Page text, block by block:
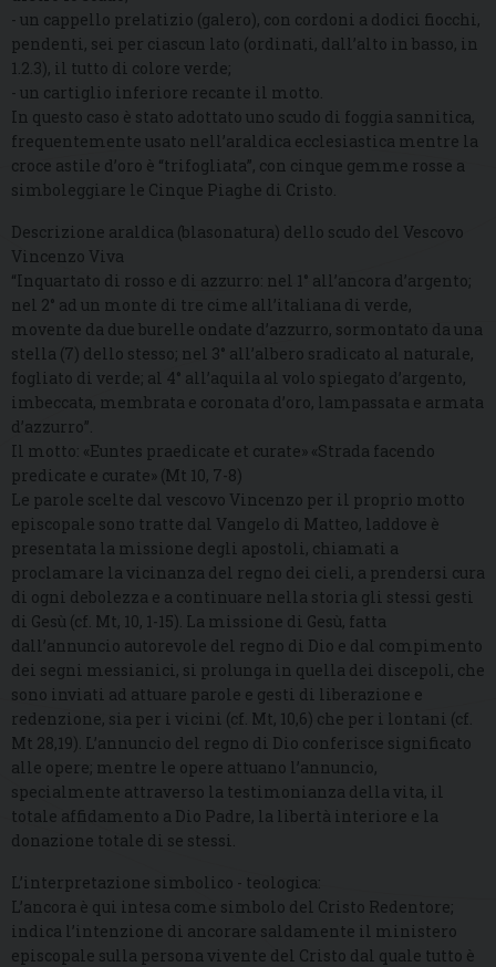
- un cappello prelatizio (galero), con cordoni a dodici fiocchi,
pendenti, sei per ciascun lato (ordinati, dall’alto in basso, in
1.2.3), il tutto di colore verde;
- un cartiglio inferiore recante il motto.
In questo caso è stato adottato uno scudo di foggia sannitica,
frequentemente usato nell’araldica ecclesiastica mentre la
croce astile d’oro è “trifogliata”, con cinque gemme rosse a
simboleggiare le Cinque Piaghe di Cristo.
Descrizione araldica (blasonatura) dello scudo del Vescovo
Vincenzo Viva
“Inquartato di rosso e di azzurro: nel 1° all’ancora d’argento;
nel 2° ad un monte di tre cime all’italiana di verde,
movente da due burelle ondate d’azzurro, sormontato da una
stella (7) dello stesso; nel 3° all’albero sradicato al naturale,
fogliato di verde; al 4° all’aquila al volo spiegato d’argento,
imbeccata, membrata e coronata d’oro, lampassata e armata
d’azzurro”.
Il motto: «Euntes praedicate et curate» «Strada facendo
predicate e curate» (Mt 10, 7-8)
Le parole scelte dal vescovo Vincenzo per il proprio motto
episcopale sono tratte dal Vangelo di Matteo, laddove è
presentata la missione degli apostoli, chiamati a
proclamare la vicinanza del regno dei cieli, a prendersi cura
di ogni debolezza e a continuare nella storia gli stessi gesti
di Gesù (cf. Mt, 10, 1-15). La missione di Gesù, fatta
dall’annuncio autorevole del regno di Dio e dal compimento
dei segni messianici, si prolunga in quella dei discepoli, che
sono inviati ad attuare parole e gesti di liberazione e
redenzione, sia per i vicini (cf. Mt, 10,6) che per i lontani (cf.
Mt 28,19). L’annuncio del regno di Dio conferisce significato
alle opere; mentre le opere attuano l’annuncio,
specialmente attraverso la testimonianza della vita, il
totale affidamento a Dio Padre, la libertà interiore e la
donazione totale di se stessi.
L’interpretazione simbolico - teologica:
L’ancora è qui intesa come simbolo del Cristo Redentore;
indica l’intenzione di ancorare saldamente il ministero
episcopale sulla persona vivente del Cristo dal quale tutto è